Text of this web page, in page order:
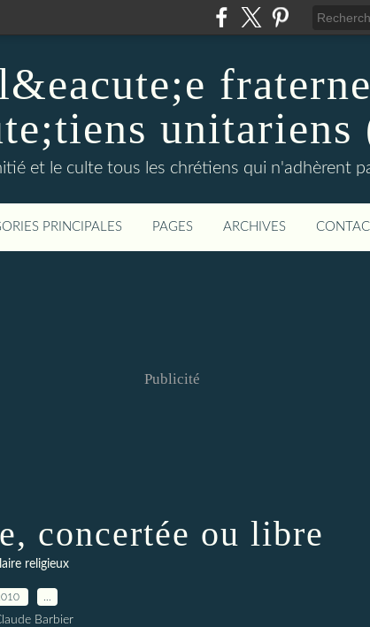
et le culte tous les chrétiens qui n'adhèrent
PRINCIPALES PAGES ARCHIVES
Publicité
concertée ou libre
religieux
Barbier